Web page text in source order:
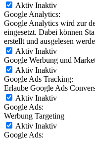
Aktiv Inaktiv
Google Analytics:
Google Analytics wird zur
eingesetzt. Dabei können
erstellt und ausgelesen
Aktiv Inaktiv
Google Werbung und
Aktiv Inaktiv
Google Ads Tracking:
Erlaube Google Ads
Aktiv Inaktiv
Google Ads:
Werbung Targeting
Aktiv Inaktiv
Google Ads: